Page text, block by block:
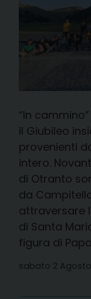
“In
il Giubileo
provenienti
intero.
di Otranto
da
attraversare
di Santa
figura di
sabato 2